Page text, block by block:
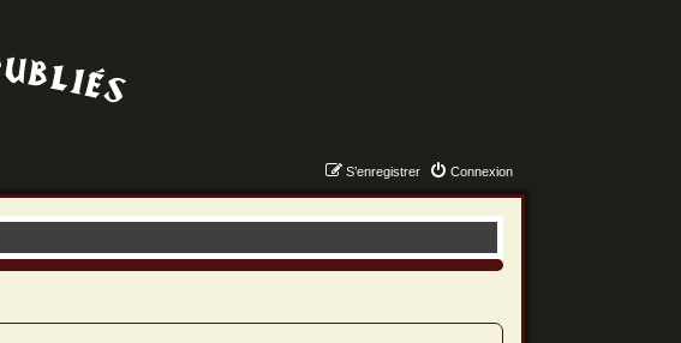
Connexion
S’enregistrer